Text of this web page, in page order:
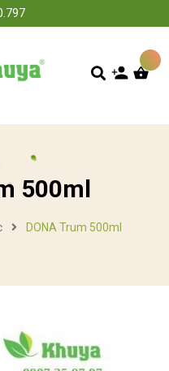
500ml
DONA Trum 500ml